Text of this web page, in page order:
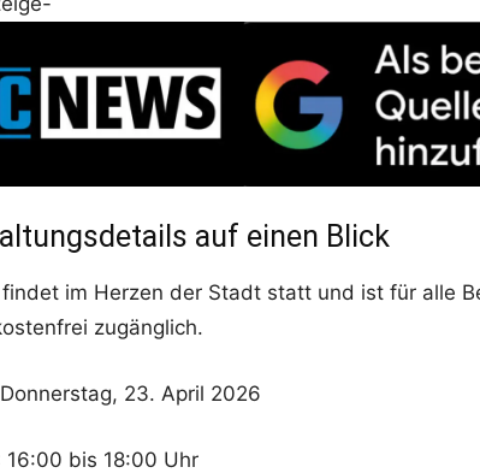
auf einen Blick
im Herzen der Stadt statt und ist für alle
zugänglich.
23. April 2026
16:00 bis 18:00 Uhr